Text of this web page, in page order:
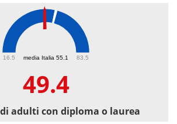
media Italia 55.1
16.5 83.5
49.4
adulti con diploma o laurea